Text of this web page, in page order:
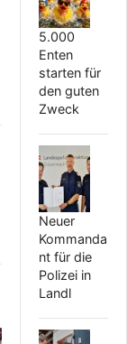
5.000
Enten
starten für
den guten
Zweck
Neuer
Kommanda
nt für die
Polizei in
Landl